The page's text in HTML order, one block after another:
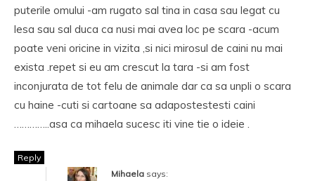
puterile omului -am rugato sal tina in casa sau legat cu
lesa sau sal duca ca nusi mai avea loc pe scara -acum
poate veni oricine in vizita ,si nici mirosul de caini nu mai
exista .repet si eu am crescut la tara -si am fost
inconjurata de tot felu de animale dar ca sa unpli o scara
cu haine -cuti si cartoane sa adapostestesti caini
…………..asa ca mihaela sucesc iti vine tie o ideie .
Reply
Mihaela says: